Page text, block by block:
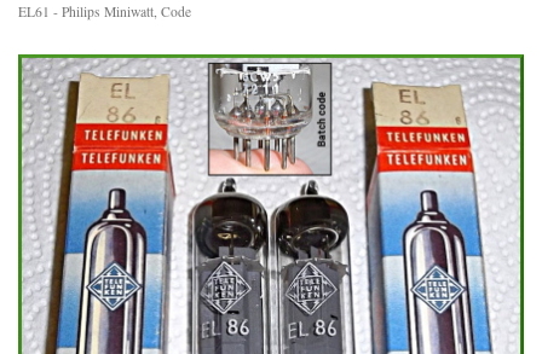
EL61 - Philips Miniwatt, Code